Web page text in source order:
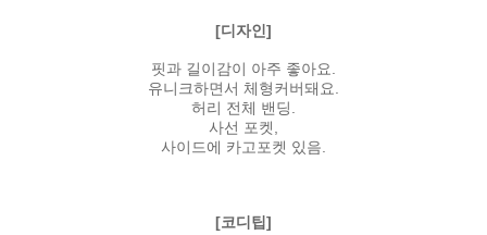
[디자인]
핏과 길이감이 아주 좋아요.
유니크하면서 체형커버돼요.
허리 전체 밴딩.
사선 포켓,
사이드에 카고포켓 있음.
[코디팁]